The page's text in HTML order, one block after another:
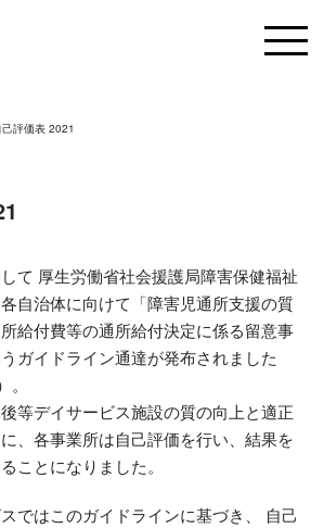
己評価表 2021
て 厚生労働省社会援護局障害保健福祉
自治体に向けて「障害児通所支援の質
給付費等の通所給付決定に係る留意事
ガイドライン通達が発布されました
等デイサービス施設の質の向上と適正
、各事業所は自己評価を行い、結果を
ことになりました。
ではこのガイドラインに基づき、 自己